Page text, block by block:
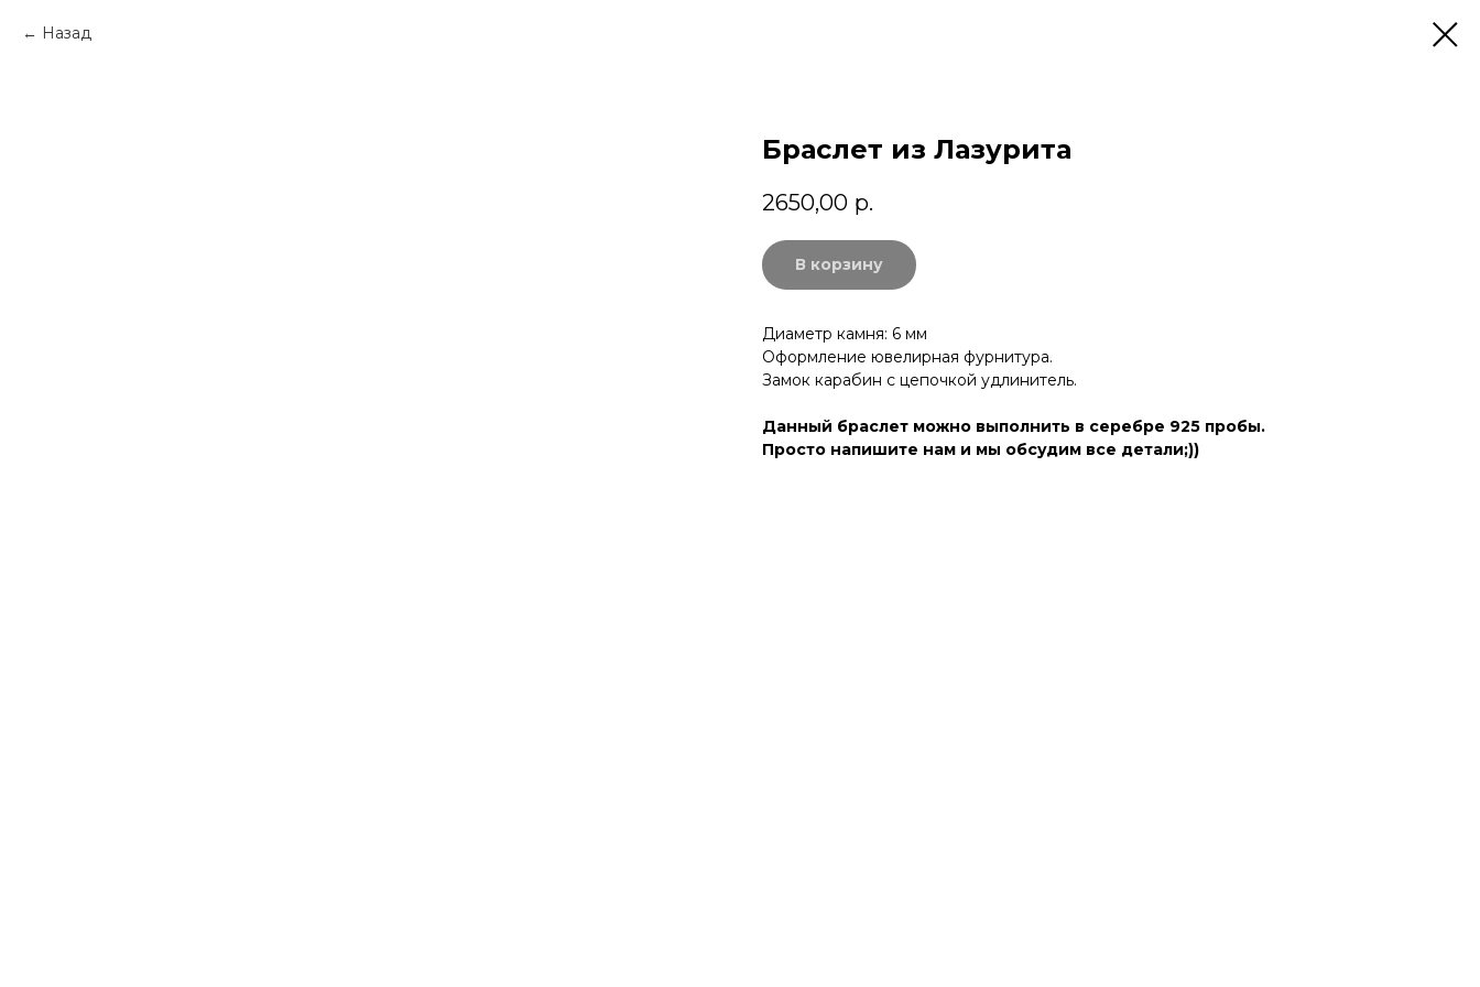
Назад
Браслет из Лазурита
2650,00 р.
В корзину
Диаметр камня: 6 мм
Оформление ювелирная фурнитура.
Замок карабин с цепочкой удлинитель.
Данный браслет можно выполнить в серебре 925 пробы.
Просто напишите нам и мы обсудим все детали;))